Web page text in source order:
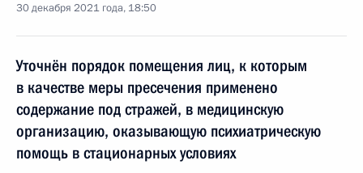
30 декабря 2021 года, 18:50
Уточнён порядок помещения лиц, к которым
в качестве меры пресечения применено
содержание под стражей, в медицинскую
организацию, оказывающую психиатрическую
помощь в стационарных условиях